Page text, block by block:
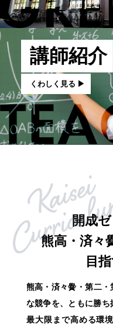
講師紹介
くわしく見る ▶︎
開成ゼ
熊高・済々
目
熊高・済々黌・第二
な競争を、ともに勝ち
最大限まで高める環